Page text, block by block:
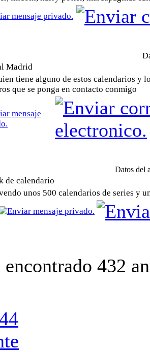
Madrid
tiene alguno de estos calendarios y
que se ponga en contacto conmigo
Datos del
de calendario
unos 500 calendarios de series y
encontrado 432